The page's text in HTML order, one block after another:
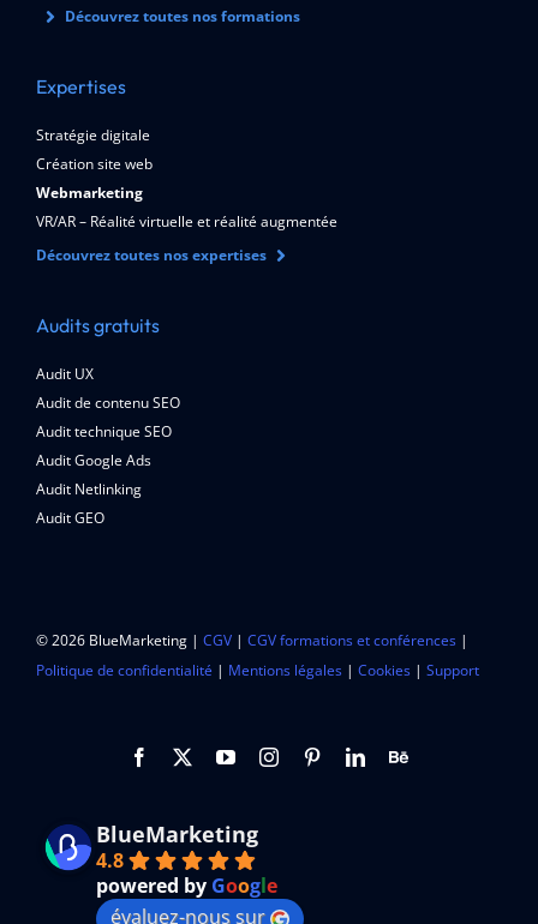
Découvrez toutes nos formations
Expertises
Stratégie digitale
Création site web
Webmarketing
VR/AR – Réalité virtuelle et réalité augmentée
Découvrez toutes nos expertises
Audits gratuits
Audit UX
Audit de contenu SEO
Audit technique SEO
Audit Google Ads
Audit Netlinking
Audit GEO
© 2026 BlueMarketing | CGV| CGV formations et conférences|
Politique de confidentialité | Mentions légales| Cookies| Support
BlueMarketing
4.8
powered by Google
évaluez-nous sur